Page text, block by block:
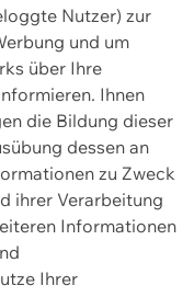
Nutzer) zur
und um
über Ihre
Ihnen
die Bildung dieser
dessen an
zu Zweck
ihrer Verarbeitung
Informationen
Ihrer